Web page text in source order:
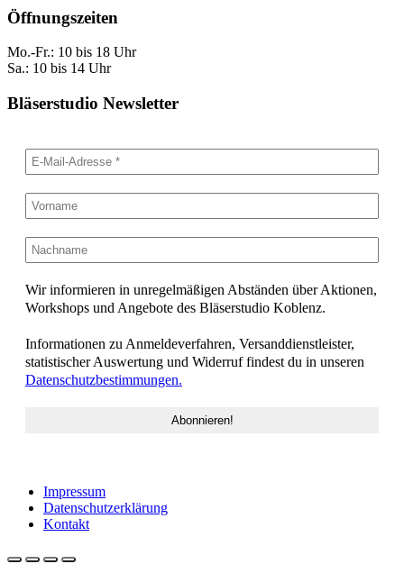
Öffnungszeiten
Mo.-Fr.: 10 bis 18 Uhr
Sa.: 10 bis 14 Uhr
Bläserstudio Newsletter
Wir informieren in unregelmäßigen Abständen über Aktionen,
Workshops und Angebote des Bläserstudio Koblenz.
Informationen zu Anmeldeverfahren, Versanddienstleister,
statistischer Auswertung und Widerruf findest du in unseren
Datenschutzbestimmungen.
Impressum
Datenschutzerklärung
Kontakt